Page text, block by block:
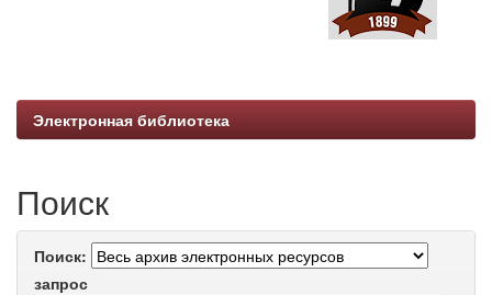
Электронная библиотека
Поиск
Поиск:
запрос